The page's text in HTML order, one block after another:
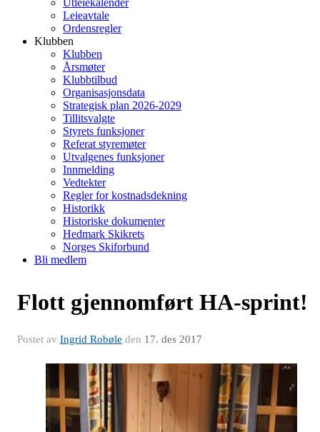
Utleiekalender
Leieavtale
Ordensregler
Klubben
Klubben
Årsmøter
Klubbtilbud
Organisasjonsdata
Strategisk plan 2026-2029
Tillitsvalgte
Styrets funksjoner
Referat styremøter
Utvalgenes funksjoner
Innmelding
Vedtekter
Regler for kostnadsdekning
Historikk
Historiske dokumenter
Hedmark Skikrets
Norges Skiforbund
Bli medlem
Flott gjennomført HA-sprint!
Postet av Ingrid Robøle den 17. des 2017